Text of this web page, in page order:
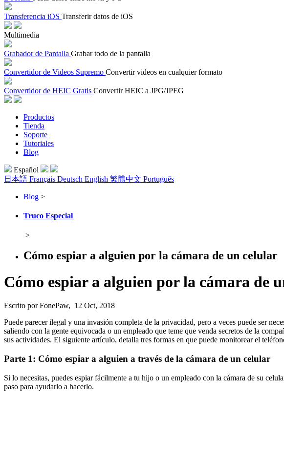
Transferencia iOS Transferir datos de iOS
Multimedia
Grabador de Pantalla Grabar todo de la pantalla
Convertidor de Videos Supremo Convertir videos en cualquier formato
Convertidor de HEIC Gratis Convertir HEIC a JPG/JPEG
Productos
Tienda
Soporte
Tutoriales
Blog
Español
日本語 Français Deutsch English 繁體中文 Português
Blog >
Truco Especial
>
Cómo espiar a alguien por la cámara de un celular
Cómo espiar a alguien por la cámara de
Escrito por FonePaw, 12 Oct, 2018
Puede parecer ilegal y una invasión completa de la privacidad, pero a veces puede ser
saliendo con la gente equivocada o un empleado que teme que venda secretos de la
sus actividades. El siguiente artículo, detalla tres formas en que puede monitorear el
Parte 1: Cómo espiar a alguien a través de la cámara de un celular
Si lo necesitas, puedes espiar fácilmente a tu hijo o un empleado con la cámara de su
paso para ayudarlo a hacerlo.